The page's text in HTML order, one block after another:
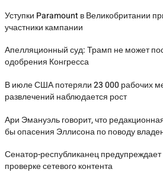
Уступки Paramount в Великобритании
участники кампании
Апелляционный суд: Трамп не может
одобрения Конгресса
В июле США потеряли 23 000 рабочих
развлечений наблюдается рост
Ари Эмануэль говорит, что
бы опасения Эллисона по поводу
Сенатор-республиканец предупреждает
проверке сетевого контента